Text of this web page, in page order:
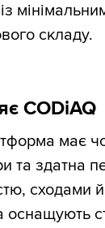
складу.
CODiAQ
має
та здатна
сходами
оснащують